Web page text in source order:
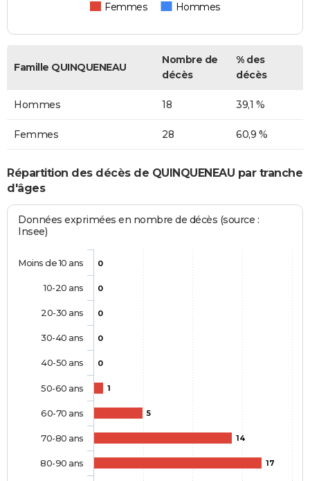
Femmes Hommes
Famille QUINQUENEAU
Nombre de
décès
% des
décès
Hommes 18 39,1 %
Femmes 28 60,9 %
Répartition des décès de QUINQUENEAU par tranche
d'âges
Données exprimées en nombre de décès (source :
Insee)
0
0
0
0
0
1
5
14
17
Moins de 10 ans
10-20 ans
20-30 ans
30-40 ans
40-50 ans
50-60 ans
60-70 ans
70-80 ans
80-90 ans